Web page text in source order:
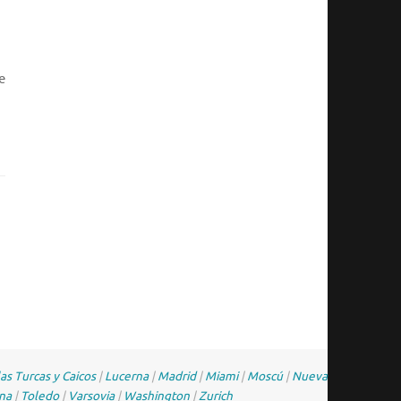
Turcas y Caicos|Lucerna|Madrid|Miami|Moscú|Nueva
| Toledo| Varsovia| Washington|Zurich